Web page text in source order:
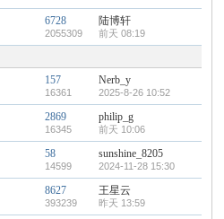
6728
2055309
陆博轩
前天 08:19
157
16361
Nerb_y
2025-8-26 10:52
2869
16345
philip_g
前天 10:06
58
14599
sunshine_8205
2024-11-28 15:30
8627
393239
王星云
昨天 13:59